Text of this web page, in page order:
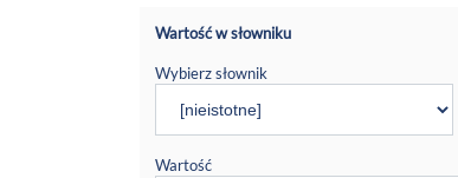
Wartość w słowniku
Wybierz słownik
Wartość